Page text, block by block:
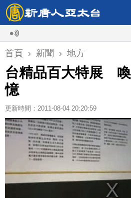
首頁 › 新聞 › 地方
台精品百大特展 喚
憶
更新時間：2011-08-04 20:20:59